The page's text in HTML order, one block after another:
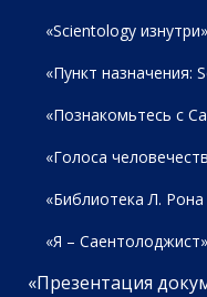
«Scientology изнутри»
«Пункт назначения:
«Познакомьтесь с
«Голоса
«Библиотека Л.
«Я – Саентолоджист»
«Презентация